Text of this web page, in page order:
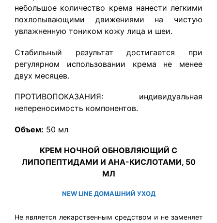
небольшое количество крема нанести легкими
похлопывающими движениями на чистую
увлажненную тоником кожу лица и шеи.
Стабильный результат достигается при
регулярном использовании крема не менее
двух месяцев.
ПРОТИВОПОКАЗАНИЯ: индивидуальная
непереносимость компонентов.
Объем: 50 мл
КРЕМ НОЧНОЙ ОБНОВЛЯЮЩИЙ С
ЛИПОПЕПТИДАМИ И АНА-КИСЛОТАМИ, 50
МЛ
NEW LINE ДОМАШНИЙ УХОД
Не является лекарственным средством и не заменяет